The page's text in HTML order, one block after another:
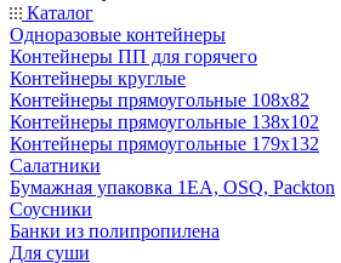
Каталог
Одноразовые контейнеры
Контейнеры ПП для горячего
Контейнеры круглые
Контейнеры прямоугольные 108х82
Контейнеры прямоугольные 138х102
Контейнеры прямоугольные 179х132
Салатники
Бумажная упаковка 1ЕА, OSQ, Packton
Соусники
Банки из полипропилена
Для суши